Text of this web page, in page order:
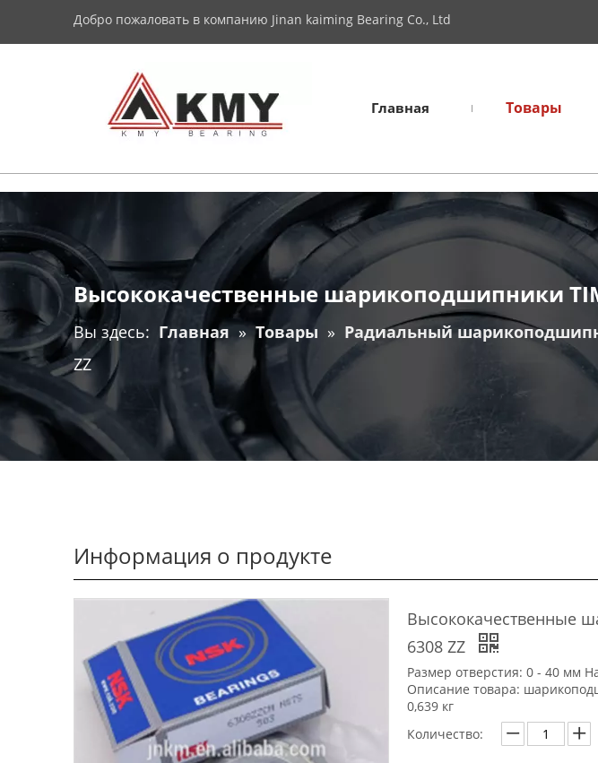
Добро пожаловать в компанию Jinan kaiming Bearing Co., Ltd
Главная Товары
Высококачественные шарикоподшипники
Вы здесь: Главная » Товары » Радиальный
ZZ
Информация о продукте
Высококачественные
6308 ZZ
Размер отверстия: 0 - 40 мм
Описание товара:
0,639 кг
Количество: